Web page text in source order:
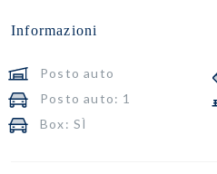
Informazioni
Posto auto
Posto auto: 1
Box: SÌ